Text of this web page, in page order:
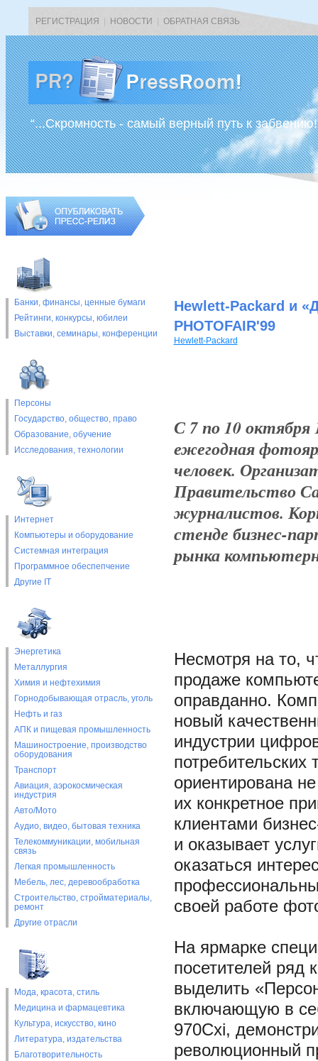
РЕГИСТРАЦИЯ НОВОСТИ ОБРАТНАЯ СВЯЗЬ
“...Скромность - самый верный путь к
Банки, финансы, ценные бумаги
Рейтинги, конкурсы, юбилеи
Выставки, cеминары, конференции
Персоны
Государство, общество, право
Образование, обучение
Исследования, технологии
Интернет
Компьютеры и оборудование
Системная интеграция
Программное обеспепчение
Другие IT
Энергетика
Металлургия
Химия и нефтехимия
Горнодобывающая отрасль, уголь
Нефть и газ
АПК и пищевая промышленность
Машиностроение, производство
оборудования
Транспорт
Авиация, аэрокосмическая
индустрия
Авто/Мото
Аудио, видео, бытовая техника
Телекоммуникации, мобильная
связь
Легкая промышленность
Мебель, лес, деревообработка
Строительство, стройматериалы,
ремонт
Другие отрасли
Мода, красота, стиль
Медицина и фармацевтика
Культура, искусство, кино
Литература, издательства
Благотворительность
Hewlett-Packard и
PHOTOFAIR'99
Hewlett-Packard
С 7 по 10 октября
ежегодная
человек.
Правительство
журналистов.
стенде бизнес-
рынка
Несмотря на то,
продаже
оправданно.
новый
индустрии
ориентирована
их конкретное
клиентами
и оказывает
оказаться
своей работе
На ярмарке
посетителей ряд
выделить
включающую в
970Cxi,
революционный